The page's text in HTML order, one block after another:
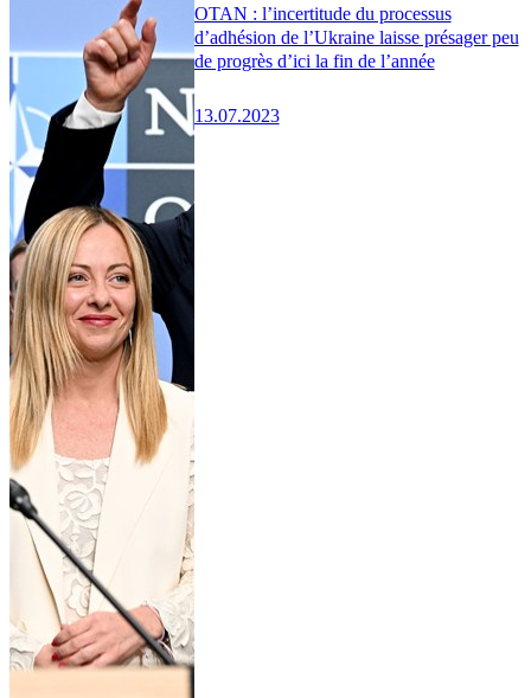
OTAN : l’incertitude du processus
d’adhésion de l’Ukraine laisse présager peu
de progrès d’ici la fin de l’année
13.07.2023